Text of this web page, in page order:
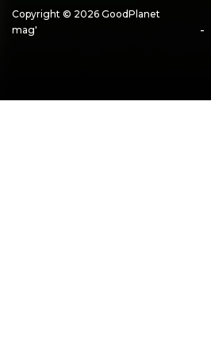
Copyright © 2026 GoodPlanet
mag'